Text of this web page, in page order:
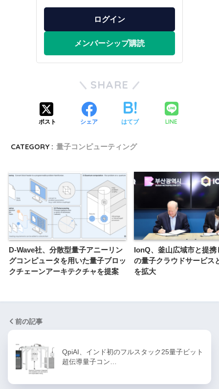
ログイン
メンバーシップ購読
SHARE
ポスト シェア はてブ LINE
CATEGORY : 量子コンピューティング
D-Wave社、分散型量子アニーリン
グコンピュータを用いた量子ブロッ
クチェーンアーキテクチャを提案
IonQ、釜山広域市と提携
の量子クラウドサービス
を拡大
前の記事
QpiAI、インド初のフルスタック25量子ビット
超伝導量子コン…